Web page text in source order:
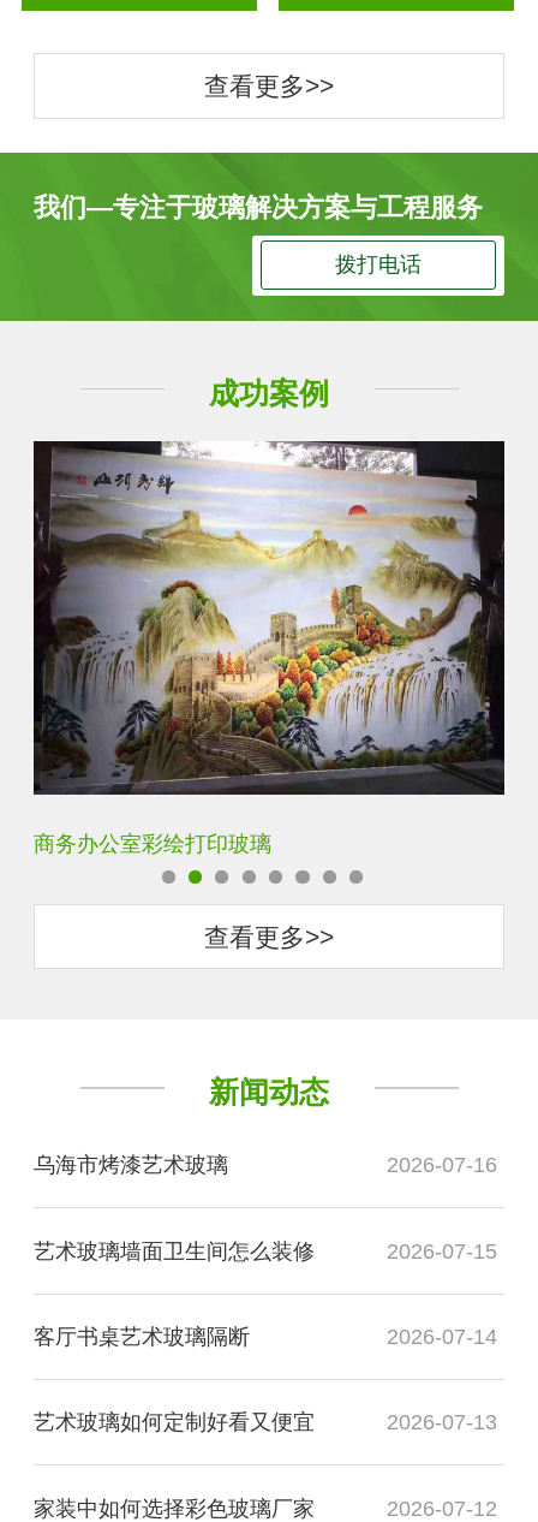
查看更多>>
我们—专注于玻璃解决方案与工程服务
拨打电话
成功案例
定制透明静电UV打印加工
查看更多>>
新闻动态
乌海市烤漆艺术玻璃 2026-07-16
艺术玻璃墙面卫生间怎么装修 2026-07-15
客厅书桌艺术玻璃隔断 2026-07-14
艺术玻璃如何定制好看又便宜 2026-07-13
家装中如何选择彩色玻璃厂家 2026-07-12